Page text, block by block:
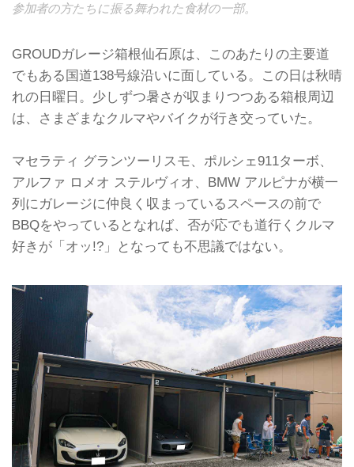
参加者の方たちに振る舞われた食材の一部。
GROUDガレージ箱根仙石原は、このあたりの主要道
でもある国道138号線沿いに面している。この日は秋晴
れの日曜日。少しずつ暑さが収まりつつある箱根周辺
は、さまざまなクルマやバイクが行き交っていた。
マセラティ グランツーリスモ、ポルシェ911ターボ、
アルファ ロメオ ステルヴィオ、BMW アルピナが横一
列にガレージに仲良く収まっているスペースの前で
BBQをやっているとなれば、否が応でも道行くクルマ
好きが「オッ!?」となっても不思議ではない。